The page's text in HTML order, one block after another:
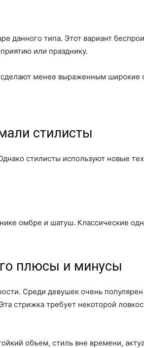
данного типа. Этот вариант
или празднику.
менее выраженным широкие
стилисты
стилисты используют новые
омбре и шатуш. Классические
плюсы и минусы
Среди девушек очень
стрижка требует некоторой
объем, стиль вне времени,